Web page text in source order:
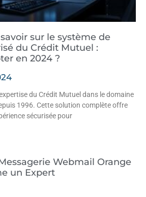
sur le système de
du Crédit Mutuel :
en 2024 ?
du Crédit Mutuel dans le domaine
1996. Cette solution complète offre
sécurisée pour
Webmail Orange
un Expert